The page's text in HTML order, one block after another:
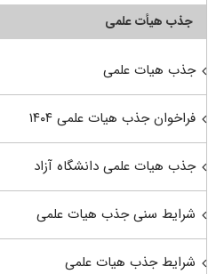
جذب هیأت علمی
جذب هیات علمی
فراخوان جذب هیات علمی ۱۴۰۴
جذب هیات علمی دانشگاه آزاد
شرایط سنی جذب هیات علمی
شرایط جذب هیات علمی